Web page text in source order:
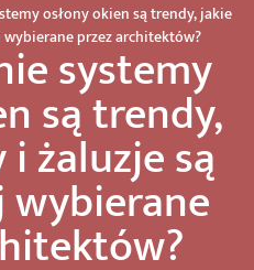
osłony okien są trendy, jakie
przez architektów?
systemy
są trendy,
żaluzje są
wybierane